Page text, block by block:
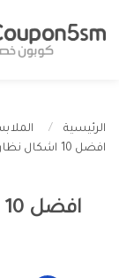
الرئيسية
افضل 10 اشكال نظارات نظر بالصور وطرق الشراء